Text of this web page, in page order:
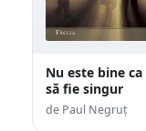
Nu este bine
să fie singur
de Paul Negruț